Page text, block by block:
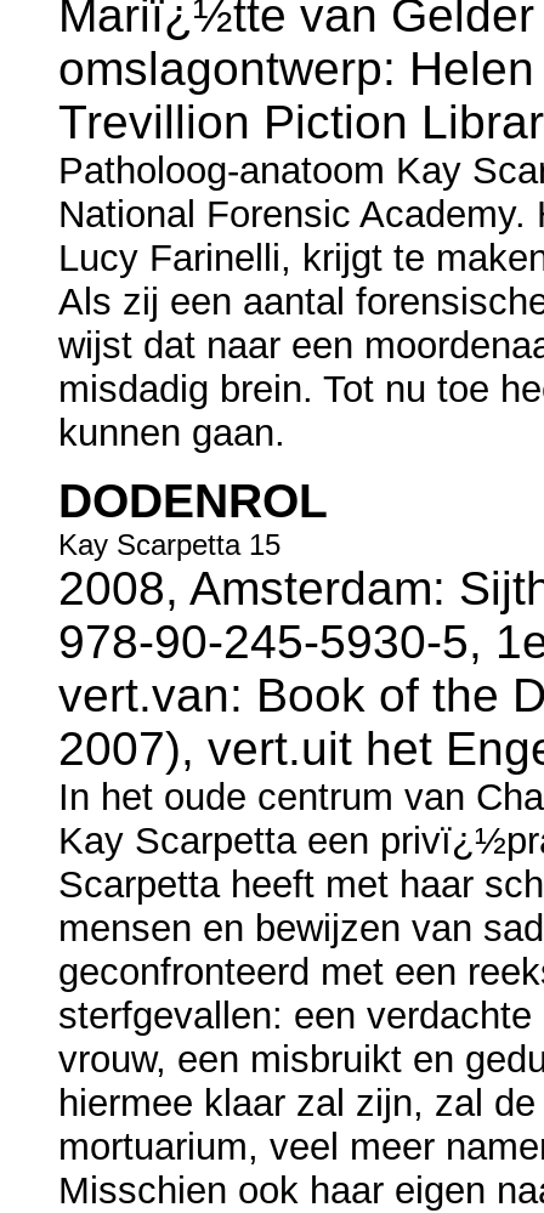
Mariï¿½tte van Gelder
omslagontwerp:
Trevillion Piction
Patholoog-anatoom Kay
National Forensic
Lucy Farinelli, krijgt te
Als zij een aantal
wijst dat naar een
misdadig brein. Tot nu toe
kunnen gaan.
DODENROL
Kay Scarpetta 15
2008, Amsterdam:
978-90-245-5930-5,
vert.van: Book of the
2007), vert.uit het
In het oude centrum van
Kay Scarpetta een
Scarpetta heeft met haar
mensen en bewijzen van
geconfronteerd met een
sterfgevallen: een
vrouw, een misbruikt en
hiermee klaar zal zijn, zal
mortuarium, veel meer
Misschien ook haar eigen